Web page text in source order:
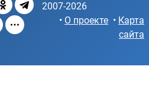
2007-2026
• О проекте • Карта
сайта